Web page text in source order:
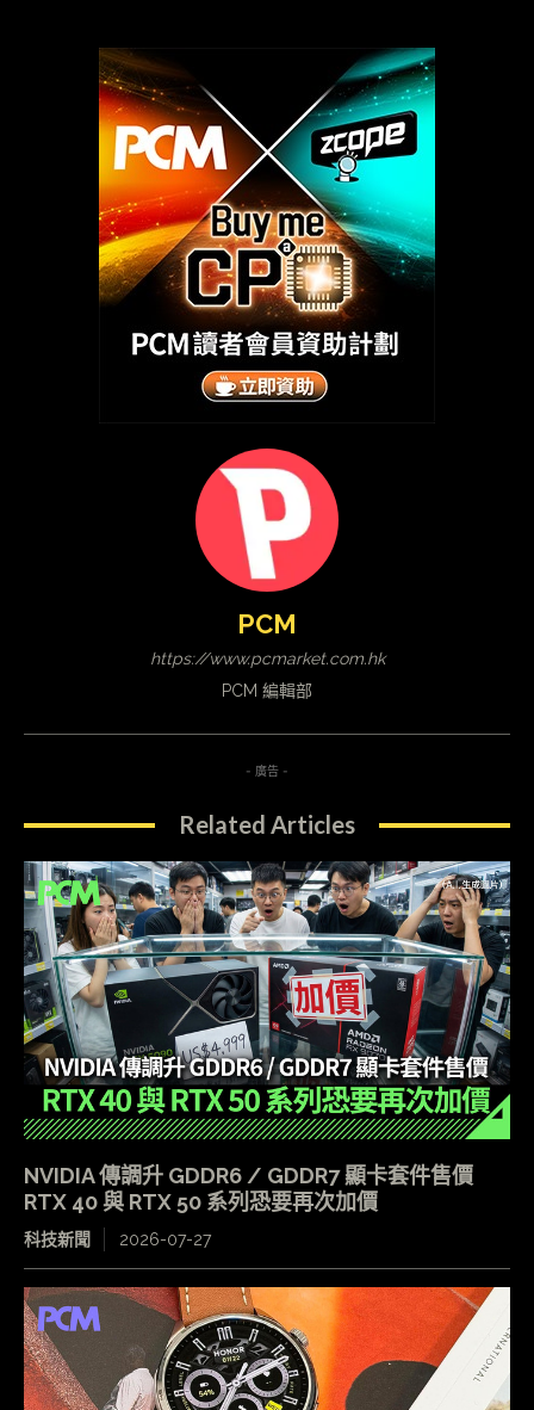
PCM
https://www.pcmarket.com.hk
PCM 編輯部
- 廣告 -
Related Articles
NVIDIA 傳調升 GDDR6 / GDDR7 顯卡套件售價
RTX 40 與 RTX 50 系列恐要再次加價
科技新聞 2026-07-27